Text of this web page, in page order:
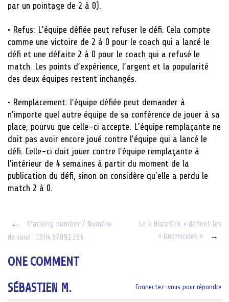
par un pointage de 2 à 0).
• Refus: L’équipe défiée peut refuser le défi. Cela compte
comme une victoire de 2 à 0 pour le coach qui a lancé le
défi et une défaite 2 à 0 pour le coach qui a refusé le
match. Les points d’expérience, l’argent et la popularité
des deux équipes restent inchangés.
• Remplacement: l’équipe défiée peut demander à
n’importe quel autre équipe de sa conférence de jouer à sa
place, pourvu que celle-ci accepte. L’équipe remplaçante ne
doit pas avoir encore joué contre l’équipe qui a lancé le
défi. Celle-ci doit jouer contre l’équipe remplaçante à
l’intérieur de 4 semaines à partir du moment de la
publication du défi, sinon on considère qu’elle a perdu le
match 2 à 0.
Post
←
Tracking number / Numéro
de suivi : JBH437891354
Le « Blizz’Ork » défient les
« Gnomicides »
→
ONE COMMENT
SÉBASTIEN M.
Connectez-vous pour répondre